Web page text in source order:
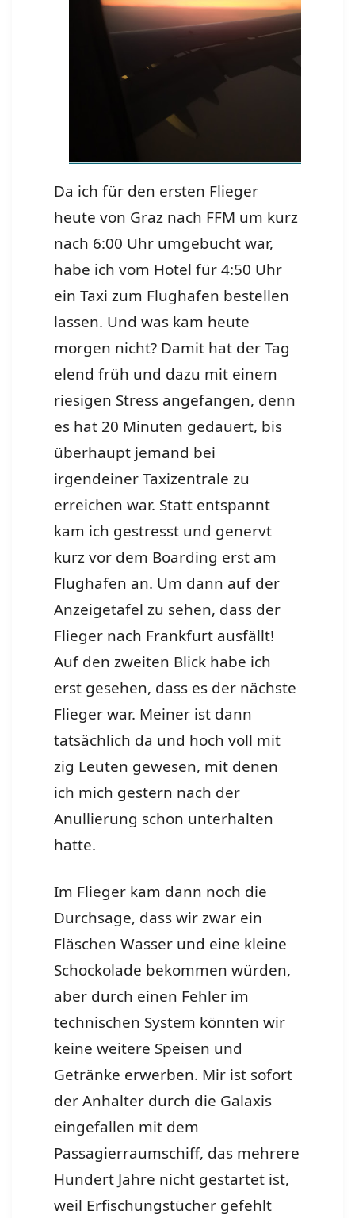
Da ich für den ersten Flieger
heute von Graz nach FFM um kurz
nach 6:00 Uhr umgebucht war,
habe ich vom Hotel für 4:50 Uhr
ein Taxi zum Flughafen bestellen
lassen. Und was kam heute
morgen nicht? Damit hat der Tag
elend früh und dazu mit einem
riesigen Stress angefangen, denn
es hat 20 Minuten gedauert, bis
überhaupt jemand bei
irgendeiner Taxizentrale zu
erreichen war. Statt entspannt
kam ich gestresst und genervt
kurz vor dem Boarding erst am
Flughafen an. Um dann auf der
Anzeigetafel zu sehen, dass der
Flieger nach Frankfurt ausfällt!
Auf den zweiten Blick habe ich
erst gesehen, dass es der nächste
Flieger war. Meiner ist dann
tatsächlich da und hoch voll mit
zig Leuten gewesen, mit denen
ich mich gestern nach der
Anullierung schon unterhalten
hatte.
Im Flieger kam dann noch die
Durchsage, dass wir zwar ein
Fläschen Wasser und eine kleine
Schockolade bekommen würden,
aber durch einen Fehler im
technischen System könnten wir
keine weitere Speisen und
Getränke erwerben. Mir ist sofort
der Anhalter durch die Galaxis
eingefallen mit dem
Passagierraumschiff, das mehrere
Hundert Jahre nicht gestartet ist,
weil Erfischungstücher gefehlt